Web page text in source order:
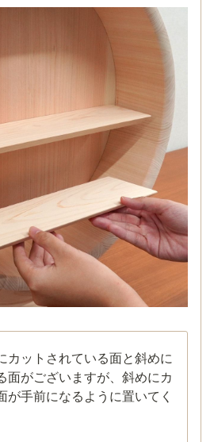
カットされている面と斜めに
面がございますが、斜めにカ
が手前になるように置いてく